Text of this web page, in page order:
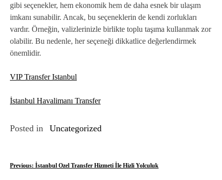
gibi seçenekler, hem ekonomik hem de daha esnek bir ulaşım
imkanı sunabilir. Ancak, bu seçeneklerin de kendi zorlukları
vardır. Örneğin, valizlerinizle birlikte toplu taşıma kullanmak zor
olabilir. Bu nedenle, her seçeneği dikkatlice değerlendirmek
önemlidir.
VIP Transfer Istanbul
İstanbul Havalimanı Transfer
Posted in Uncategorized
Y
Previous: İstanbul Ozel Transfer Hizmeti İle Hizli Yolculuk